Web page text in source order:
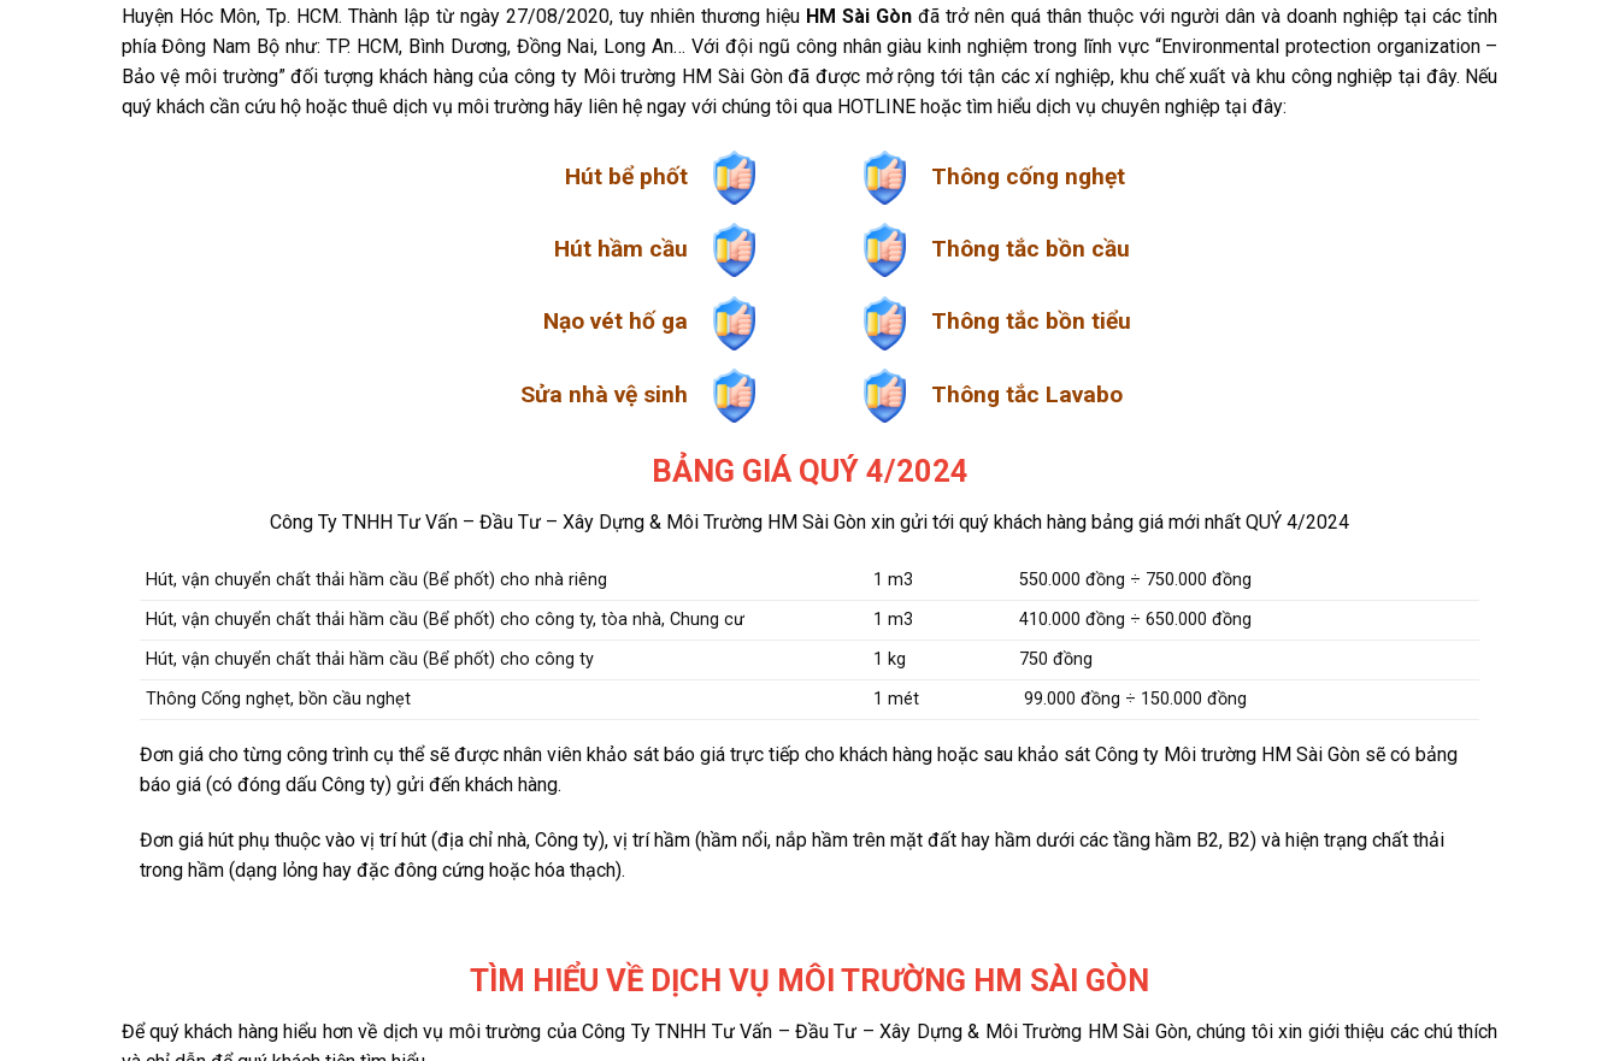
Huyện Hóc Môn, Tp. HCM. Thành lập từ ngày 27/08/2020, tuy nhiên thương hiệu HM Sài Gòn đã trở nên quá thân thuộc với người dân và doanh nghiệp tại các tỉnh
phía Đông Nam Bộ như: TP. HCM, Bình Dương, Đồng Nai, Long An… Với đội ngũ công nhân giàu kinh nghiệm trong lĩnh vực “Environmental protection organization –
Bảo vệ môi trường” đối tượng khách hàng của công ty Môi trường HM Sài Gòn đã được mở rộng tới tận các xí nghiệp, khu chế xuất và khu công nghiệp tại đây. Nếu
quý khách cần cứu hộ hoặc thuê dịch vụ môi trường hãy liên hệ ngay với chúng tôi qua HOTLINE hoặc tìm hiểu dịch vụ chuyên nghiệp tại đây:
Hút bể phốt
Hút hầm cầu
Nạo vét hố ga
Sửa nhà vệ sinh
Thông cống nghẹt
Thông tắc bồn cầu
Thông tắc bồn tiểu
Thông tắc Lavabo
BẢNG GIÁ QUÝ 4/2024
Công Ty TNHH Tư Vấn – Đầu Tư – Xây Dựng & Môi Trường HM Sài Gòn xin gửi tới quý khách hàng bảng giá mới nhất QUÝ 4/2024
Hút, vận chuyển chất thải hầm cầu (Bể phốt) cho nhà riêng 1 m3
550.000 đồng ÷ 750.000 đồng
Hút, vận chuyển chất thải hầm cầu (Bể phốt) cho công ty, tòa nhà, Chung cư
1 m3
410.000 đồng ÷ 650.000 đồng
Hút, vận chuyển chất thải hầm cầu (Bể phốt) cho công ty
1 kg
750 đồng
Thông Cống nghẹt, bồn cầu nghẹt
1 mét 99.000 đồng ÷ 150.000 đồng
Đơn giá cho từng công trình cụ thể sẽ được nhân viên khảo sát báo giá trực tiếp cho khách hàng hoặc sau khảo sát Công ty Môi trường HM Sài Gòn sẽ có bảng
báo giá (có đóng dấu Công ty) gửi đến khách hàng.
Đơn giá hút phụ thuộc vào vị trí hút (địa chỉ nhà, Công ty), vị trí hầm (hầm nổi, nắp hầm trên mặt đất hay hầm dưới các tầng hầm B2, B2) và hiện trạng chất thải
trong hầm (dạng lỏng hay đặc đông cứng hoặc hóa thạch).
TÌM HIỂU VỀ DỊCH VỤ MÔI TRƯỜNG HM SÀI GÒN
Để quý khách hàng hiểu hơn về dịch vụ môi trường của Công Ty TNHH Tư Vấn – Đầu Tư – Xây Dựng & Môi Trường HM Sài Gòn, chúng tôi xin giới thiệu các chú thích